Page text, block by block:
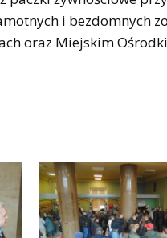
i bezdomnych
oraz Miejskim